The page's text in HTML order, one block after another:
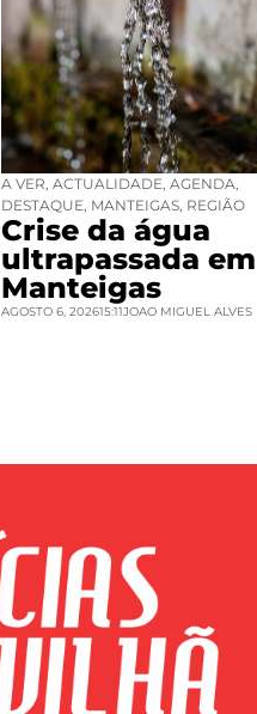
A VER ACTUALIDADE AGENDA
DESTAQUE MANTEIGAS, REGIÃO
Crise da água
ultrapassada em
Manteigas
AGOSTO 6, 202615:11JOAO MIGUEL ALVES